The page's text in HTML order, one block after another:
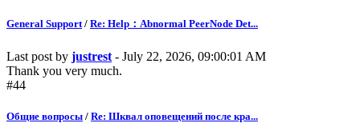
General Support/ Re: Help：Abnormal PeerNode Det...
Last post by justrest - July 22, 2026, 09:00:01 AM
Thank you very much.
#44
Общие вопросы / Re: Шквал оповещений после кра...